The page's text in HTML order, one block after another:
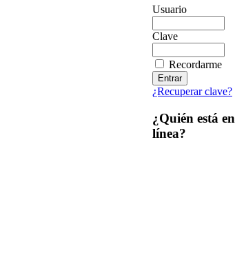
Usuario
Clave
Recordarme
¿Recuperar clave?
¿Quién está en
línea?